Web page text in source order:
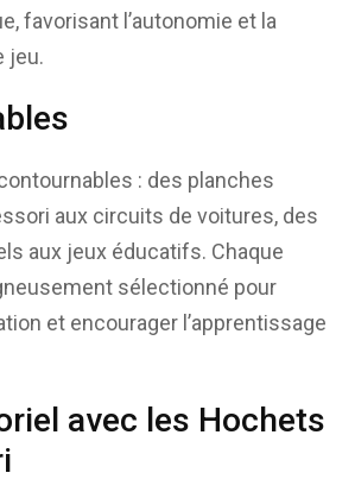
favorisant l’autonomie et la
jeu.
: des planches
aux circuits de voitures, des
aux jeux éducatifs. Chaque
sélectionné pour
et encourager l’apprentissage
avec les Hochets